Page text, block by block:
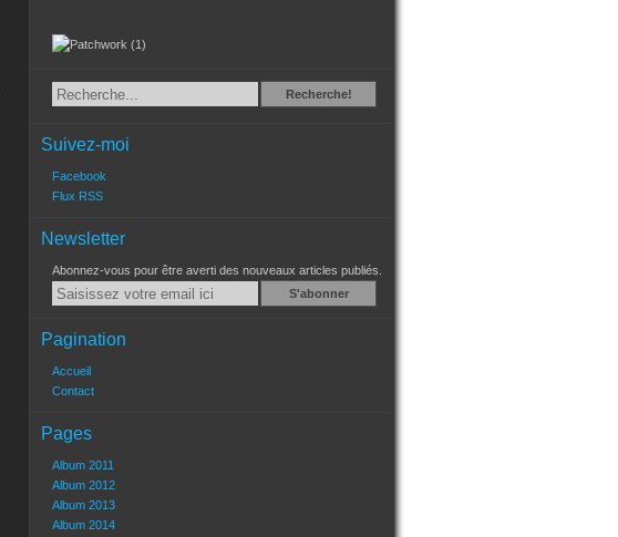
RechercheRecherche!
Suivez-moi
Facebook
Flux RSS
Newsletter
Abonnez-vous pour être averti des nouveaux articles publiés.
Email
Pagination
Accueil
Contact
Pages
Album 2011
Album 2012
Album 2013
Album 2014